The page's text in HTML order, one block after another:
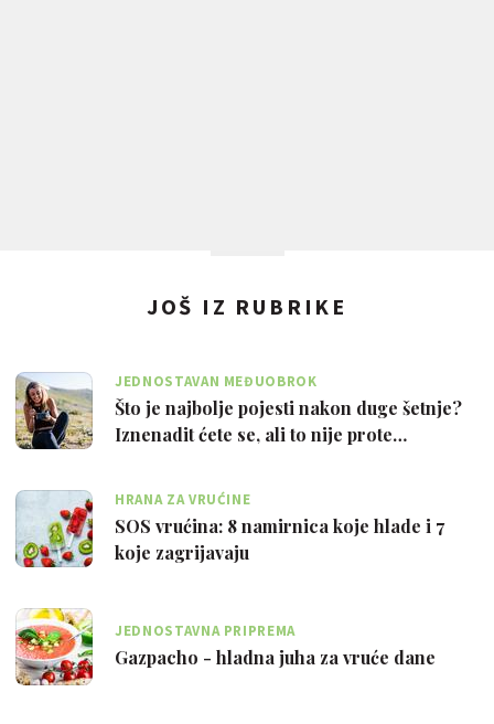
JOŠ IZ RUBRIKE
JEDNOSTAVAN MEĐUOBROK
Što je najbolje pojesti nakon duge šetnje?
Iznenadit ćete se, ali to nije prote…
HRANA ZA VRUĆINE
SOS vrućina: 8 namirnica koje hlade i 7
koje zagrijavaju
JEDNOSTAVNA PRIPREMA
Gazpacho - hladna juha za vruće dane